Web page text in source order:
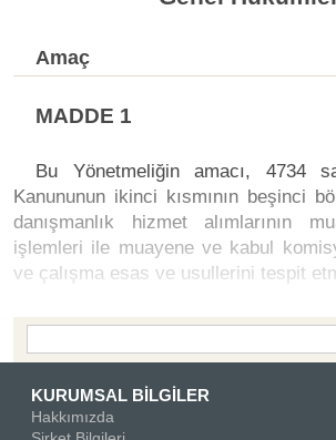
Amaç
MADDE 1
Bu Yönetmeliğin amacı, 4734
Kanununun ikinci kısmının beşinci
danışmanlık hizmet alımlarının
işlemleri ile muayene ve kabul
ve çalışma esas ve usullerini tespit
KURUMSAL BİLGİLER
Hakkımızda